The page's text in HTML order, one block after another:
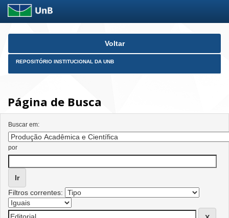
Skip
Voltar
REPOSITÓRIO INSTITUCIONAL DA UNB
Página de Busca
Buscar em:
por
Filtros correntes: